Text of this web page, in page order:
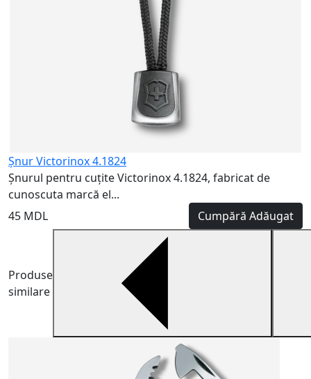
Șnur Victorinox 4.1824
Șnurul pentru cuțite Victorinox 4.1824, fabricat de
cunoscuta marcă el...
45 MDL
Cumpără Adăugat
Produse
similare